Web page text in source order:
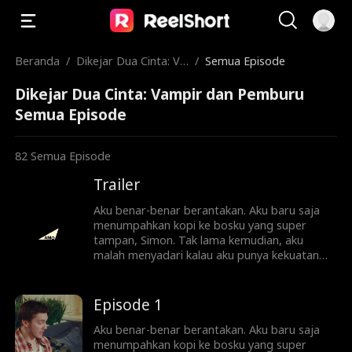
Beranda / Dikejar Dua Cinta: Va
/ Semua Episode
Dikejar Dua Cinta: Vampir dan Pemburu
Semua Episode
82 Semua Episode
Trailer
Aku benar-benar berantakan. Aku baru saja
menumpahkan kopi ke bosku yang super
tampan, Simon. Tak lama kemudian, aku
malah menyadari kalau aku punya kekuatan
yang campur aduk, dan dua pria yang sama-
sama bikin jantungku tak karuan. Simon,
bosku yang misterius, menawan sekaligus
berbahaya. Dia seorang vampir yang berjanji
Episode 1
Aku benar-benar berantakan. Aku baru saja
menumpahkan kopi ke bosku yang super